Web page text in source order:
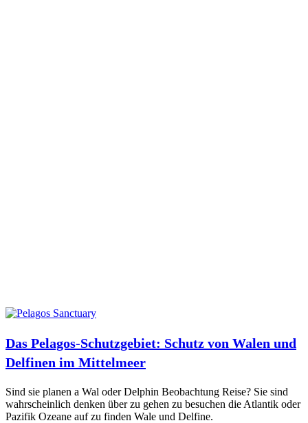
Das Pelagos-Schutzgebiet: Schutz von Walen und
Delfinen im Mittelmeer
Sind sie planen a Wal oder Delphin Beobachtung Reise? Sie sind
wahrscheinlich denken über zu gehen zu besuchen die Atlantik oder
Pazifik Ozeane auf zu finden Wale und Delfine.